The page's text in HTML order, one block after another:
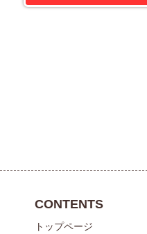
CONTENTS
トップページ